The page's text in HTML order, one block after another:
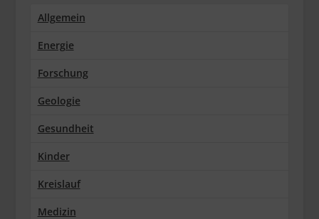
Allgemein
Energie
Forschung
Geologie
Gesundheit
Kinder
Kreislauf
Medizin